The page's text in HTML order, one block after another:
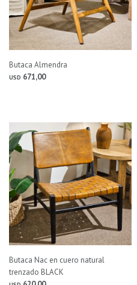
Butaca Almendra
USD 671,00
Butaca Nac en cuero natural
trenzado BLACK